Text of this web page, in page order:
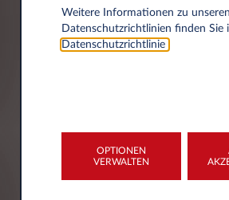
Personenbezogene Daten sind alle
Informationen über persönliche
Verhältnisse einer bestimmten
aufweisen kann. Ein lückenloser
Daten vor dem Zugriff durch
möglich.
Ihre personenbezogenen Daten
Leasys Austria GmbH,
Weitere Informationen zu unseren
Datenschutzrichtlinien finden Sie
Datenschutzrichtlinie
OPTIONEN
VERWALTEN